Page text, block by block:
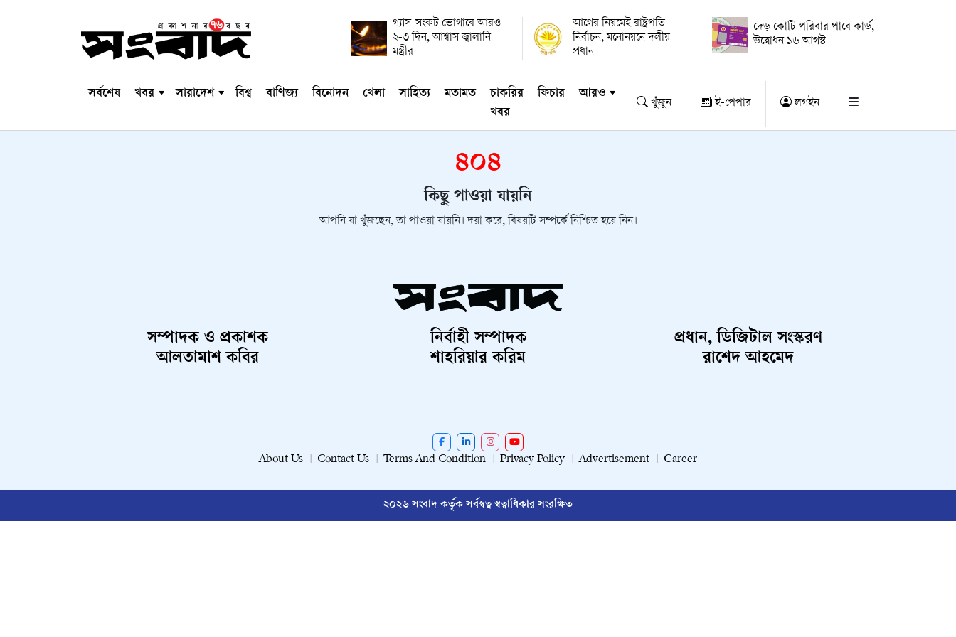
গ্যাস-সংকট ভোগাবে আরও
২-৩ দিন, আশ্বাস জ্বালানি
মন্ত্রীর
আগের নিয়মেই রাষ্ট্রপতি
নির্বাচন, মনোনয়নে দলীয়
প্রধান
দেড় কোটি পরিবার পাবে কার্ড,
উদ্বোধন ১৬ আগস্ট
সর্বশেষ খবর সারাদেশ বিশ্ব বাণিজ্য বিনোদন খেলা সাহিত্য মতামত
চাকরির
খবর
ফিচার আরও
খুঁজুন ই-পেপার লগইন
৪০৪
কিছু পাওয়া যায়নি
আপনি যা খুঁজছেন, তা পাওয়া যায়নি। দয়া করে, বিষয়টি সম্পর্কে নিশ্চিত হয়ে নিন।
সম্পাদক ও প্রকাশক
আলতামাশ কবির
নির্বাহী সম্পাদক
শাহরিয়ার করিম
প্রধান, ডিজিটাল সংস্করণ
রাশেদ আহমেদ
About Us Contact Us Terms And Condition Privacy Policy Advertisement Career
২০২৬ সংবাদ কর্তৃক সর্বস্বত্ব স্বত্বাধিকার সংরক্ষিত